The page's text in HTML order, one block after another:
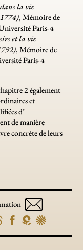
la vie
, Mémoire de
Paris-4
et la vie
, Mémoire de
Paris-4
2 également
et
d’
de manière
concrète de leurs